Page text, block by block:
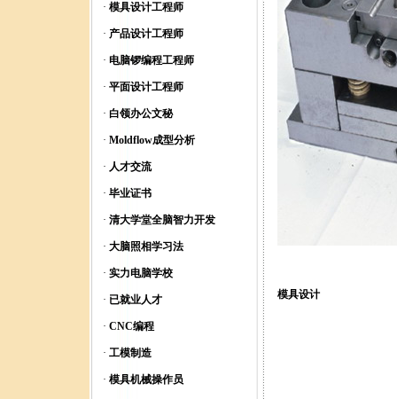
· 模具设计工程师
· 产品设计工程师
· 电脑锣编程工程师
· 平面设计工程师
· 白领办公文秘
· Moldflow成型分析
· 人才交流
· 毕业证书
· 清大学堂全脑智力开发
· 大脑照相学习法
· 实力电脑学校
· 已就业人才
· CNC编程
· 工模制造
· 模具机械操作员
模具设计
模具设计